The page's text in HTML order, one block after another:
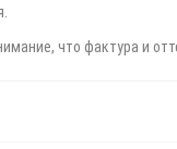
что фактура и